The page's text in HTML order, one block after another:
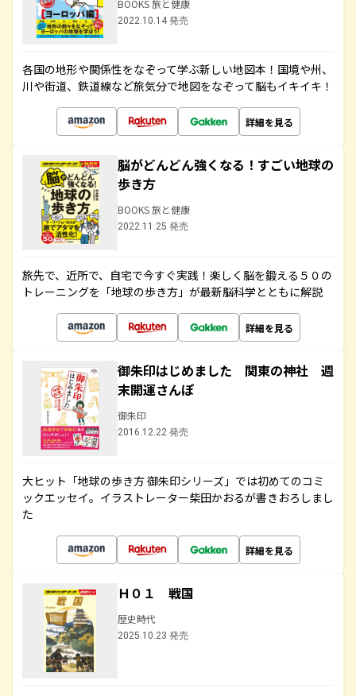
BOOKS 旅と健康
2022.10.14 発売
各国の地形や関係性をなぞって学ぶ新しい地図本！国境や州、
川や街道、鉄道線など旅気分で地図をなぞって脳もイキイキ！
詳細を見る
脳がどんどん強くなる！すごい地球の
歩き方
BOOKS 旅と健康
2022.11.25 発売
旅先で、近所で、自宅で今すぐ実践！楽しく脳を鍛える５０の
トレーニングを「地球の歩き方」が最新脳科学とともに解説
詳細を見る
御朱印はじめました 関東の神社 週
末開運さんぽ
御朱印
2016.12.22 発売
大ヒット「地球の歩き方 御朱印シリーズ」では初めてのコミ
ックエッセイ。イラストレーター柴田かおるが書きおろしまし
た
詳細を見る
Ｈ０１ 戦国
歴史時代
2025.10.23 発売